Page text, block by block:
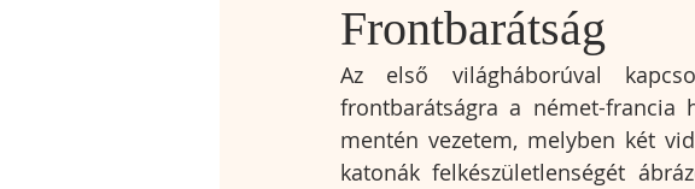
Frontbarátság
Az első világháborúval
frontbarátságra a német-
mentén vezetem, melyben két
katonák felkészületlenségét